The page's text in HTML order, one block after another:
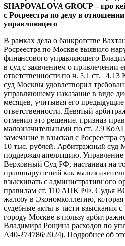
SHAPOVALOVA GROUP – про
с Росреестра по делу в
управляющего
В рамках дела о банкротстве
Росреестра по Москве выявило
финансового управляющего
в суд с заявлением о привлечении
ответственности по ч. 3.1 ст.
суд Москвы удовлетворил
управляющему наказание в виде
месяцев, учитывая его
ответственности. Девятый
отменил это решение, признав
малозначительными по ст. 2.9
замечание и взыскал с Росреестра
10 тыс. рублей. Арбитражный суд
поддержал апелляцию. Управление
Верховный Суд РФ, настаивая на
правонарушений как
взыскивать с административного
правилам ст. 110 АПК РФ. Судья
жалобу в Экономколлегию,
судебные акты в части взыскания
городу Москве в пользу
Владимира Рощина расходов по
А40-274786/2024). Подробнее об